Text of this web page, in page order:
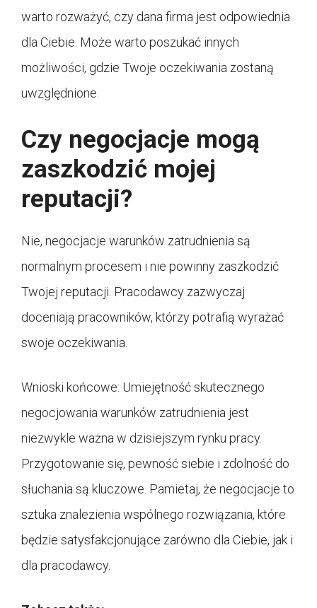
warto rozważyć, czy dana firma jest odpowiednia
dla Ciebie. Może warto poszukać innych
możliwości, gdzie Twoje oczekiwania zostaną
uwzględnione.
Czy negocjacje mogą
zaszkodzić mojej
reputacji?
Nie, negocjacje warunków zatrudnienia są
normalnym procesem i nie powinny zaszkodzić
Twojej reputacji. Pracodawcy zazwyczaj
doceniają pracowników, którzy potrafią wyrażać
swoje oczekiwania.
Wnioski końcowe: Umiejętność skutecznego
negocjowania warunków zatrudnienia jest
niezwykle ważna w dzisiejszym rynku pracy.
Przygotowanie się, pewność siebie i zdolność do
słuchania są kluczowe. Pamietaj, że negocjacje to
sztuka znalezienia wspólnego rozwiązania, które
będzie satysfakcjonujące zarówno dla Ciebie, jak i
dla pracodawcy.